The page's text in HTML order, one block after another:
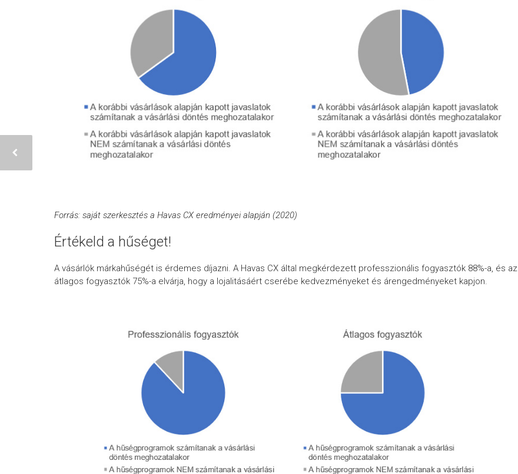
Forrás: saját szerkesztés a Havas CX eredményei alapján (2020)
Értékeld a hűséget!
A vásárlók márkahűségét is érdemes díjazni. A Havas CX által megkérdezett professzionális fogyasztók 88%-a, és az
átlagos fogyasztók 75%-a elvárja, hogy a lojalitásáért cserébe kedvezményeket és árengedményeket kapjon.